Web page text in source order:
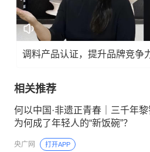
调料产品认证，提升品牌竞争
相关推荐
何以中国·非遗正青春｜三千年黎
为何成了年轻人的“新饭碗”？
央广网 打开APP